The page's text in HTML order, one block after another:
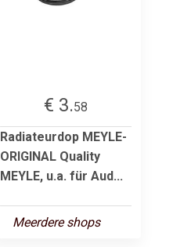
€ 3.58
Radiateurdop MEYLE-
ORIGINAL Quality
MEYLE, u.a. für Aud...
Meerdere shops